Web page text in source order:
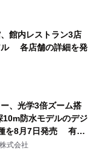
館内レストラン3店
ル 各店舗の詳細を発
、光学3倍ズーム搭
10m防水モデルのデジ
を8月7日発売 有効
途別に選べるコンデ
式会社